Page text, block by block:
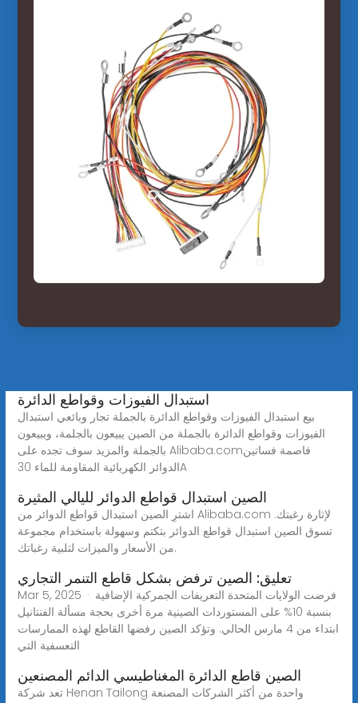
استبدال الفيوزات وقواطع الدائرة
بيع استبدال الفيوزات وقواطع الدائرة بالجملة تجار وبائعي استبدال
الفيوزات وقواطع الدائرة بالجملة من الصين يبيعون بالجلمة، ويبيعون
بالجملة والمزيد سوف تجده على Alibaba.comفاصمة فساتين
الدوائر الكهربائية المقاومة للماء 30A
الصين استبدال قواطع الدوائر لليالي المثيرة
اشترِ الصين استبدال قواطع الدوائر من Alibaba.com لإثارة رغبتك.
تسوق الصين استبدال قواطع الدوائر بتكتم وسهولة باستخدام مجموعة
من الأسعار والميزات لتلبية رغباتك.
تعليق: الصين ترفض بشكل قاطع التنمر التجاري
Mar 5, 2025 · فرضت الولايات المتحدة التعريفات الجمركية الإضافية
بنسبة 10% على المستوردات الصينية مرة أخرى بحجة مسألة الفنتانيل
ابتداء من 4 مارس الحالي. وتؤكد الصين رفضها القاطع لهذه الممارسات
التعسفية التي
الصين قاطع الدائرة المغناطيسي الدائم المصنعين
تعد شركة Henan Tailong واحدة من أكثر الشركات المصنعة